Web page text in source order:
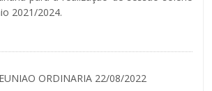
2021/2024.
ORDINARIA 22/08/2022